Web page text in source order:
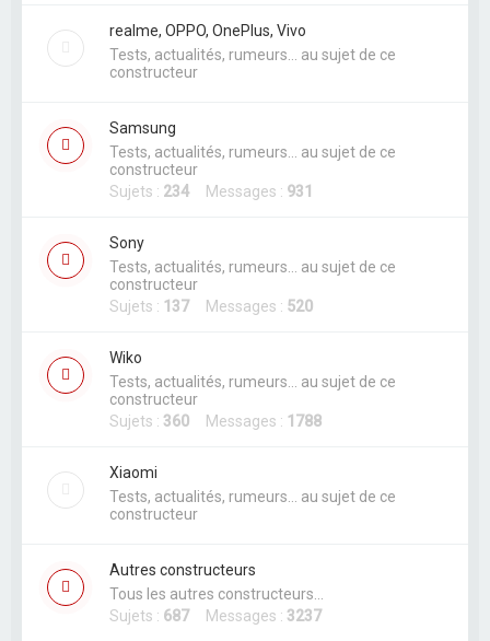
realme, OPPO, OnePlus, Vivo
Tests, actualités, rumeurs... au sujet de ce
constructeur
Samsung
Tests, actualités, rumeurs... au sujet de ce
constructeur
Sujets : 234 Messages : 931
Sony
Tests, actualités, rumeurs... au sujet de ce
constructeur
Sujets : 137Messages : 520
Wiko
Tests, actualités, rumeurs... au sujet de ce
constructeur
Sujets : 360 Messages : 1788
Xiaomi
Tests, actualités, rumeurs... au sujet de ce
constructeur
Autres constructeurs
Tous les autres constructeurs...
Sujets : 687Messages : 3237